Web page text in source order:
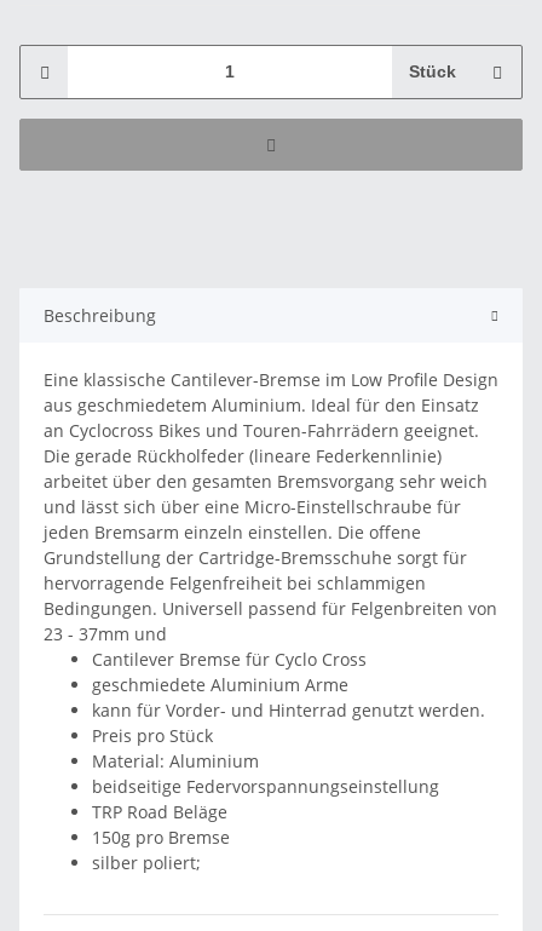
Stück
Beschreibung
Eine klassische Cantilever-Bremse im Low Profile Design
aus geschmiedetem Aluminium. Ideal für den Einsatz
an Cyclocross Bikes und Touren-Fahrrädern geeignet.
Die gerade Rückholfeder (lineare Federkennlinie)
arbeitet über den gesamten Bremsvorgang sehr weich
und lässt sich über eine Micro-Einstellschraube für
jeden Bremsarm einzeln einstellen. Die offene
Grundstellung der Cartridge-Bremsschuhe sorgt für
hervorragende Felgenfreiheit bei schlammigen
Bedingungen. Universell passend für Felgenbreiten von
23 - 37mm und
Cantilever Bremse für Cyclo Cross
geschmiedete Aluminium Arme
kann für Vorder- und Hinterrad genutzt werden.
Preis pro Stück
Material: Aluminium
beidseitige Federvorspannungseinstellung
TRP Road Beläge
150g pro Bremse
silber poliert;